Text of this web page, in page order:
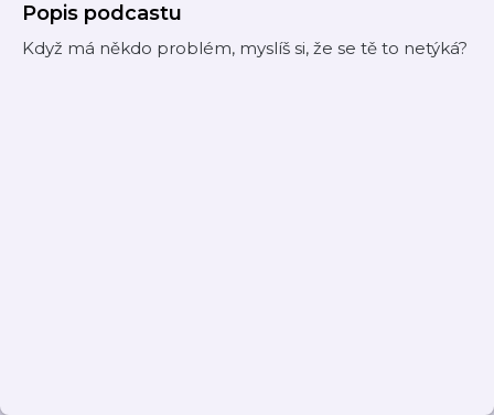
Popis podcastu
Když má někdo problém, myslíš si, že se tě to netýká?